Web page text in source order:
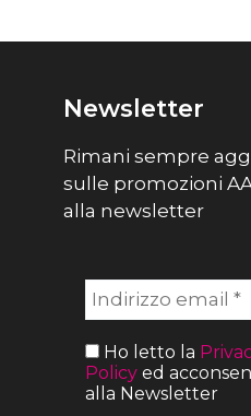
Newsletter
Rimani sempre
sulle promozioni
alla newsletter
Ho letto la
Policyed
alla Newsletter